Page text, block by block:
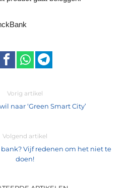
Vorig artikel
naar ‘Green Smart City’
Volgend artikel
Vijf redenen om het niet te
doen!